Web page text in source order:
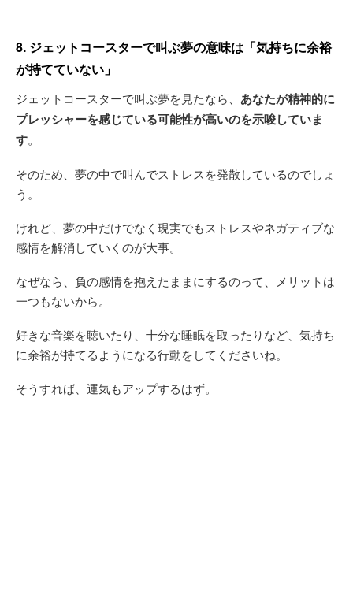
8. ジェットコースターで叫ぶ夢の意味は「気持ちに余裕
が持てていない」
ジェットコースターで叫ぶ夢を見たなら、 あなたが精神的に
プレッシャーを感じている可能性が高いのを示唆していま
す。
そのため、夢の中で叫んでストレスを発散しているのでしょ
う。
けれど、夢の中だけでなく現実でもストレスやネガティブな
感情を解消していくのが大事。
なぜなら、負の感情を抱えたままにするのって、メリットは
一つもないから。
好きな音楽を聴いたり、十分な睡眠を取ったりなど、気持ち
に余裕が持てるようになる行動をしてくださいね。
そうすれば、運気もアップするはず。